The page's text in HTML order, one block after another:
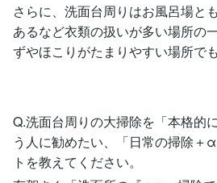
さらに、洗面台周りはお風呂場と
あるなど衣類の扱いが多い場所の
ずやほこりがたまりやすい場所で
Q.洗面台周りの大掃除を「本格的
う人に勧めたい、「日常の掃除＋
トを教えてください。